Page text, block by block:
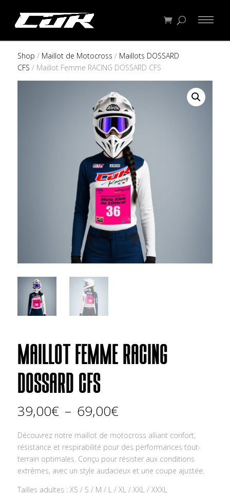
Shop / Maillot de Motocross / Maillots DOSSARD
CFS / Maillot Femme RACING DOSSARD CFS
MAILLOT FEMME RACING
DOSSARD CFS
39,00€ – 69,00€Plage
de
prix :
39,00€
à
69,00€
Découvrez notre maillot de motocross alliant confort,
résistance et respirabilité pour des performances tout-
terrain optimales. Conçu pour résister aux conditions
extrêmes, avec un style audacieux et une coupe ajustée.
Tailles adultes : XS / S / M / L / XL / XXL / XXXL